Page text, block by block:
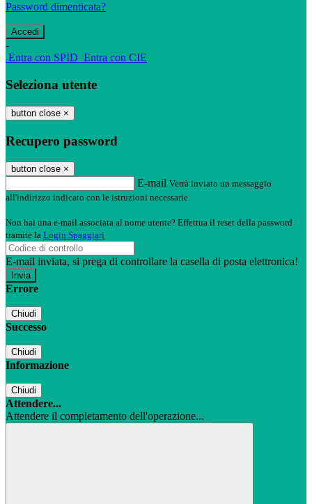
Password dimenticata?
-
Entra con SPID Entra con CIE
Seleziona utente
button close ×
Recupero password
button close ×
E-mail Verrà inviato un messaggio
all'indirizzo indicato con le istruzioni necessarie.
Non hai una e-mail associata al nome utente? Effettua il reset della password
tramite la Login Spaggiari
E-mail inviata, si prega di controllare la casella di posta elettronica!
Errore
Chiudi
Successo
Chiudi
Informazione
Chiudi
Attendere...
Attendere il completamento dell'operazione...